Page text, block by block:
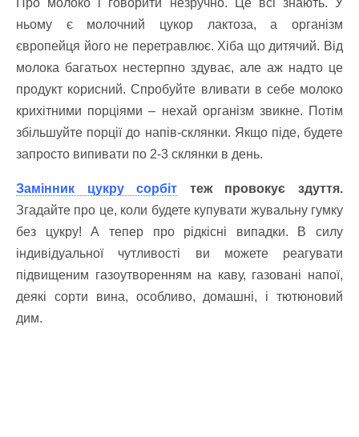
Про молоко і говорити незручно. Це всі знають. У
ньому є молочний цукор лактоза, а організм
європейця його не перетравлює. Хіба що дитячий. Від
молока багатьох нестерпно здуває, але аж надто це
продукт корисний. Спробуйте вливати в себе молоко
крихітними порціями – нехай організм звикне. Потім
збільшуйте порції до напів-склянки. Якщо піде, будете
запросто випивати по 2-3 склянки в день.
Замінник цукру сорбіт теж провокує здуття.
Згадайте про це, коли будете купувати жувальну гумку
без цукру! А тепер про рідкісні випадки. В силу
індивідуальної чутливості ви можете реагувати
підвищеним газоутворенням на каву, газовані напої,
деякі сорти вина, особливо, домашні, і тютюновий
дим.